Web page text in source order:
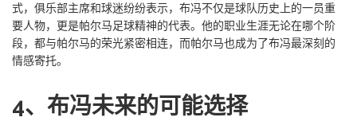
式，俱乐部主席和球迷纷纷表示，布冯不仅是球队历史上的一员重
要人物，更是帕尔马足球精神的代表。他的职业生涯无论在哪个阶
段，都与帕尔马的荣光紧密相连，而帕尔马也成为了布冯最深刻的
情感寄托。
4、布冯未来的可能选择